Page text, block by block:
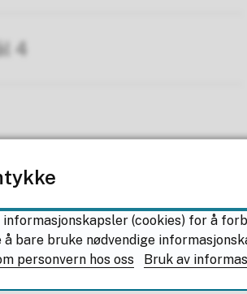
4
(cookies) for å
å bare bruke nødvendige
personvern hos oss
Bruk av